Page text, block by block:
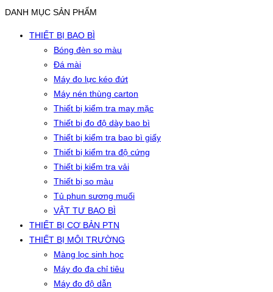
DANH MỤC SẢN PHẨM
THIẾT BỊ BAO BÌ
Bóng đèn so màu
Đá mài
Máy đo lực kéo đứt
Máy nén thùng carton
Thiết bị kiểm tra may mặc
Thiết bị đo độ dày bao bì
Thiết bị kiểm tra bao bì giấy
Thiết bị kiểm tra độ cứng
Thiết bị kiểm tra vải
Thiết bị so màu
Tủ phun sương muối
VẬT TƯ BAO BÌ
THIẾT BỊ CƠ BẢN PTN
THIẾT BỊ MÔI TRƯỜNG
Màng lọc sinh học
Máy đo đa chỉ tiêu
Máy đo độ dẫn